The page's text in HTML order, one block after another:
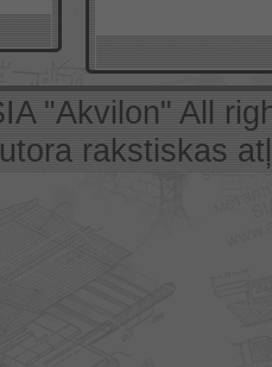
"Akvilon" All
rakstiskas